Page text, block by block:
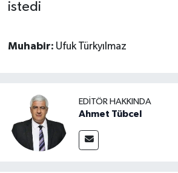
istedi
Muhabir: Ufuk Türkyılmaz
EDITÖR HAKKINDA
Ahmet Tübcel